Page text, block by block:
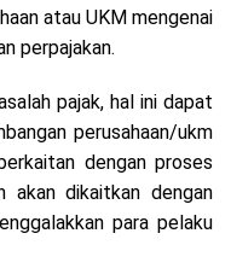
atau UKM mengenai
perpajakan.
pajak, hal ini dapat
perusahaan/ukm
dengan proses
akan dikaitkan dengan
para pelaku